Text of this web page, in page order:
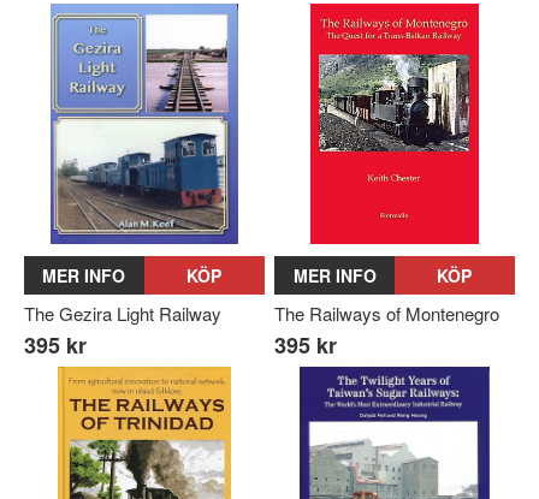
MER INFO KÖP
The Gezira Light Railway
395 kr
MER INFO KÖP
The Railways of Montenegro
395 kr